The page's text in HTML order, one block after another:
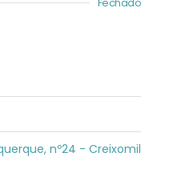
Fechado
nº24 - Creixomil